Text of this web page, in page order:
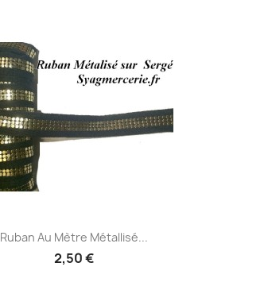
 Aperçu rapide
Ruban Au Mètre Métallisé...
2,50 €